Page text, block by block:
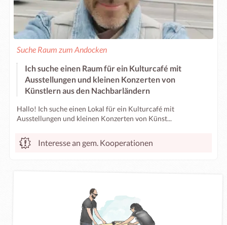
Suche Raum zum Andocken
Ich suche einen Raum für ein Kulturcafé mit
Ausstellungen und kleinen Konzerten von
Künstlern aus den Nachbarländern
Hallo! Ich suche einen Lokal für ein Kulturcafé mit
Ausstellungen und kleinen Konzerten von Künst...
Interesse an gem. Kooperationen